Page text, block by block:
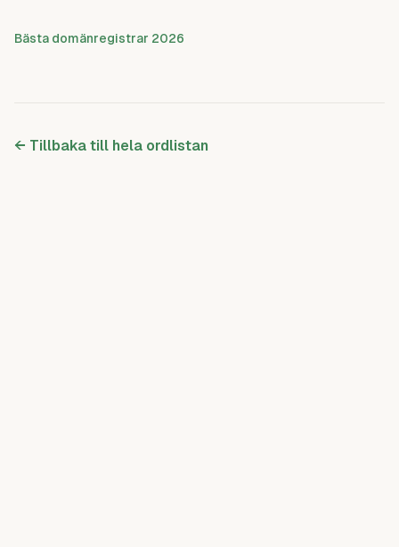
Bästa domänregistrar 2026
← Tillbaka till hela ordlistan